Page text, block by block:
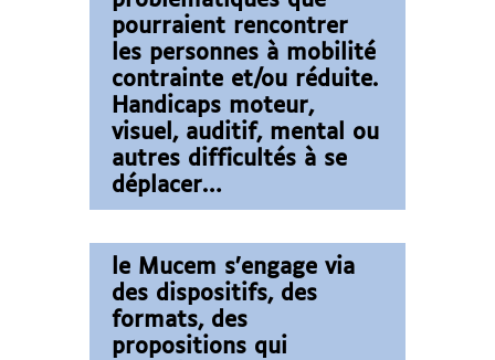
pourraient rencontrer
les personnes à mobilité
contrainte et/ou réduite.
Handicaps moteur,
visuel, auditif, mental ou
autres difficultés à se
déplacer…
le Mucem s’engage via
des dispositifs, des
formats, des
propositions qui